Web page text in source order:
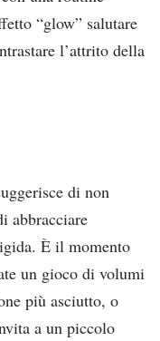
“glow” salutare
l’attrito della
di non
abbracciare
È il momento
un gioco di volumi
più asciutto, o
a un piccolo